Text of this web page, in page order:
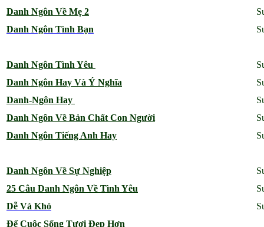
Danh Ngôn Về Mẹ 2
Danh Ngôn Tình Bạn
Danh Ngôn Tình Yêu
Danh Ngôn Hay Và Ý Nghĩa
Danh-Ngôn Hay
Danh Ngôn Về Bản Chất Con Người
Danh Ngôn Tiếng Anh Hay
Danh Ngôn Về Sự Nghiệp
25 Câu Danh Ngôn Về Tình Yêu
Dễ Và Khó
Để Cuộc Sống Tươi Đẹp Hơn